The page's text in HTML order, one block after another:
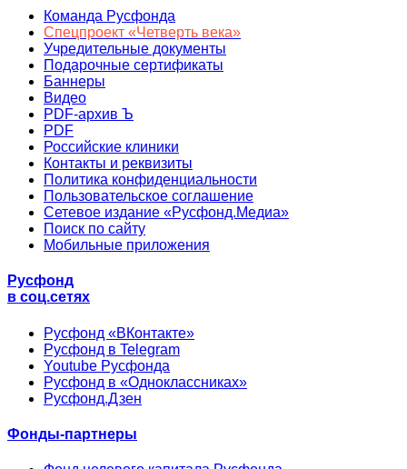
Команда Русфонда
Спецпроект «Четверть века»
Учредительные документы
Подарочные сертификаты
Баннеры
Видео
PDF-архив Ъ
PDF
Российские клиники
Контакты и реквизиты
Политика конфиденциальности
Пользовательское соглашение
Сетевое издание «Русфонд.Медиа»
Поиск по сайту
Мобильные приложения
Русфонд
в соц.сетях
Русфонд «ВКонтакте»
Русфонд в Telegram
Youtube Русфонда
Русфонд в «Одноклассниках»
Русфонд.Дзен
Фонды-партнеры